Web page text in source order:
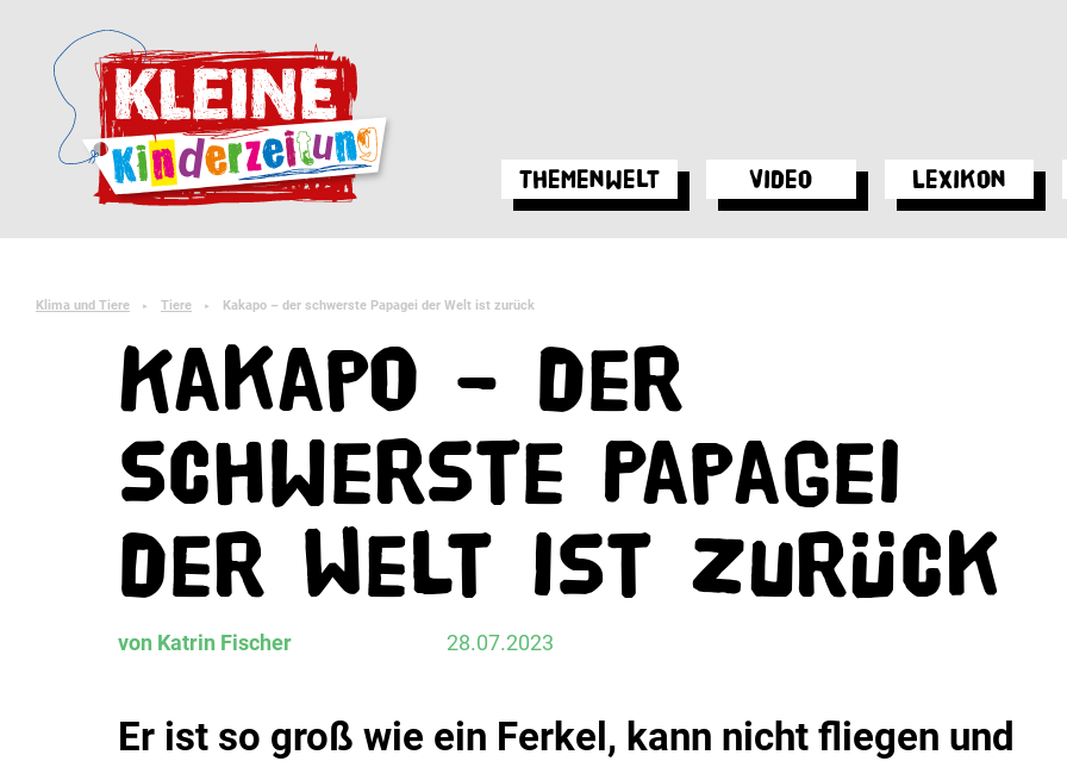
Themenwelt Video Lexikon
Klima und Tiere ► Tiere ► Kakapo – der schwerste Papagei der Welt ist zurück
Kakapo – der
schwerste Papagei
der Welt ist zurück
von Katrin Fischer 28.07.2023
Er ist so groß wie ein Ferkel, kann nicht fliegen und